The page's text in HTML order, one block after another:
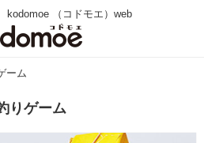
kodomoe （コドモエ）web
ーム
りゲーム